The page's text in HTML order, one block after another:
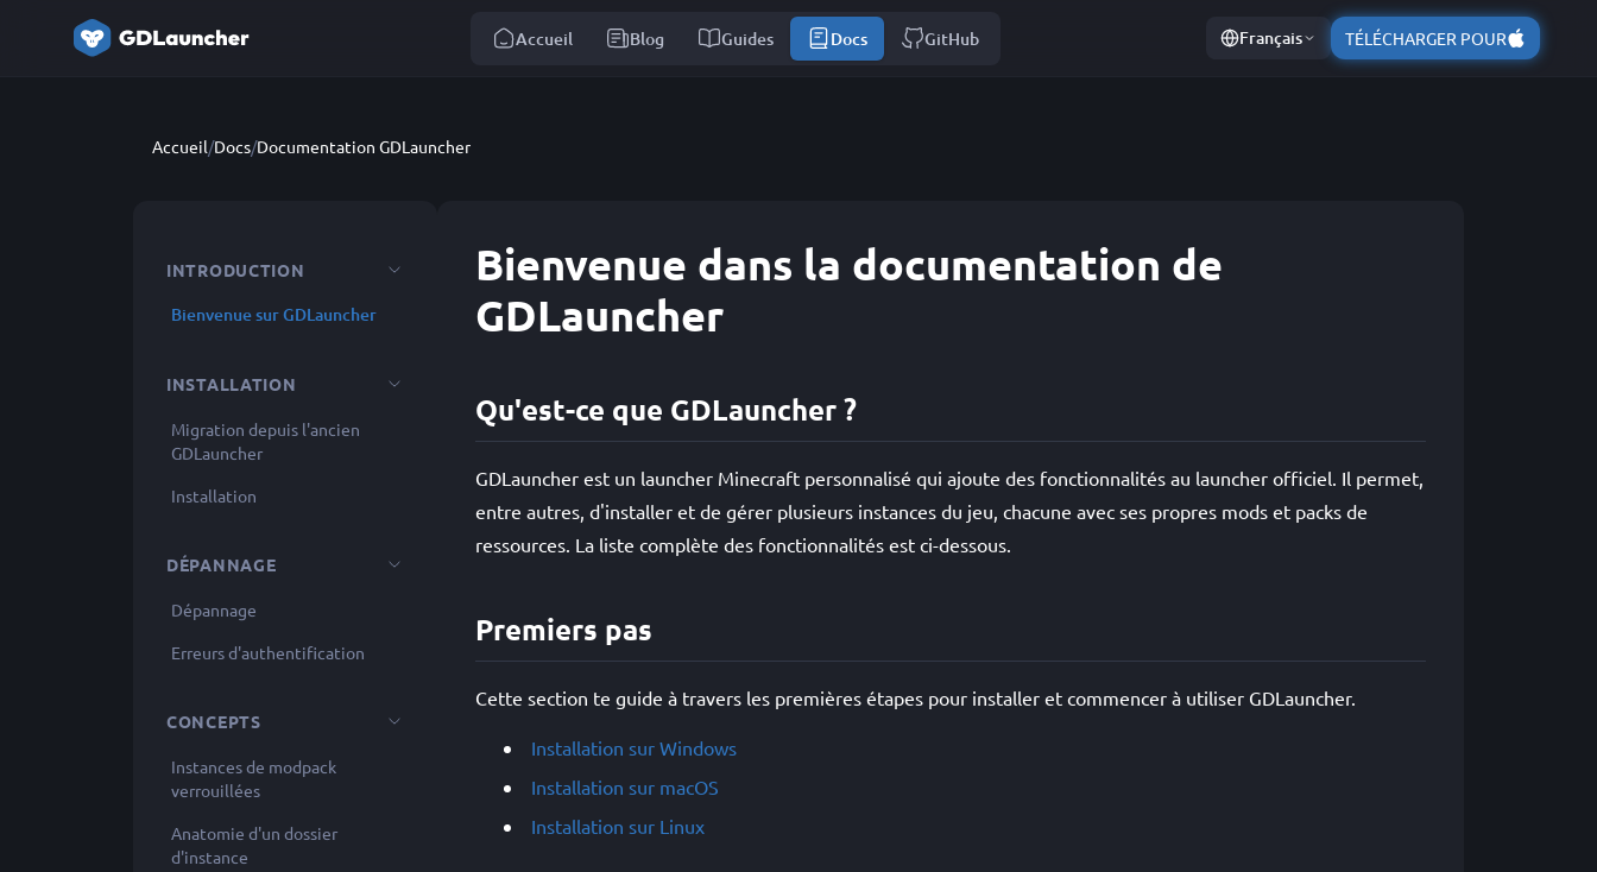
Accueil Blog Guides Docs GitHub Français TÉLÉCHARGER POUR
Accueil/Docs/Documentation GDLauncher
INTRODUCTION
Bienvenue sur GDLauncher
INSTALLATION
Migration depuis l'ancien
GDLauncher
Installation
DÉPANNAGE
Dépannage
Erreurs d'authentification
CONCEPTS
Instances de modpack
verrouillées
Anatomie d'un dossier
d'instance
Bienvenue dans la documentation de
GDLauncher
Qu'est-ce que GDLauncher ?
GDLauncher est un launcher Minecraft personnalisé qui ajoute des fonctionnalités au launcher officiel. Il permet,
entre autres, d'installer et de gérer plusieurs instances du jeu, chacune avec ses propres mods et packs de
ressources. La liste complète des fonctionnalités est ci-dessous.
Premiers pas
Cette section te guide à travers les premières étapes pour installer et commencer à utiliser GDLauncher.
Installation sur Windows
Installation sur macOS
Installation sur Linux